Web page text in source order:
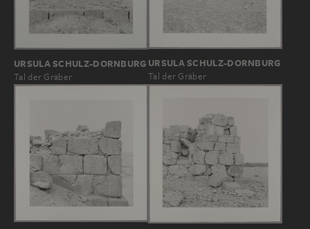
URSULA SCHULZ-DORNBURG
Tal der Gräber
URSULA SCHULZ-DORNBURG
Tal der Gräber